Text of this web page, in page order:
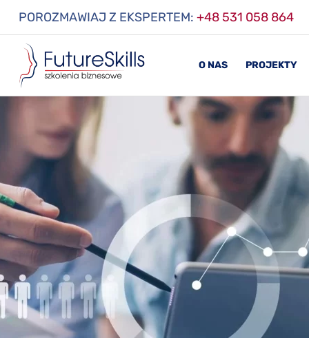
POROZMAWIAJ Z EKSPERTEM: +48 531 058 864
O NAS PROJEKTY